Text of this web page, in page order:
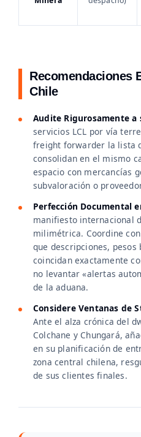
Recomendaciones
Chile
Audite Rigurosamente a
servicios LCL por vía
freight forwarder la lista
consolidan en el mismo
espacio con mercancías
subvaloración o
Perfección Documental
manifiesto internacional
milimétrica. Coordine
que descripciones, pesos
coincidan exactamente
no levantar «alertas
de la aduana.
Considere Ventanas de
Ante el alza crónica del
Colchane y Chungará,
en su planificación de
zona central chilena,
de sus clientes finales.